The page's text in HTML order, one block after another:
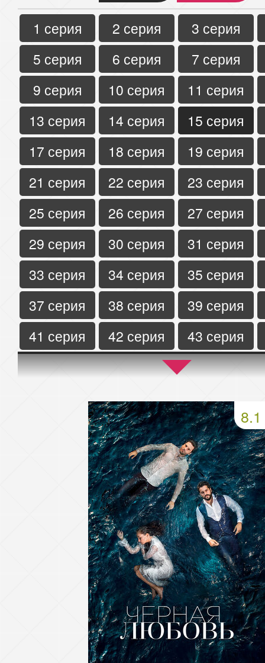
1 серия 2 серия
3 серия
5 серия
6 серия
7 серия
9 серия
10 серия
11 серия
13 серия
14 серия
15 серия
17 серия
18 серия
19 серия
21 серия
22 серия
23 серия
25 серия
26 серия
27 серия
29 серия
30 серия
31 серия
33 серия
34 серия
35 серия
37 серия
38 серия
39 серия
41 серия
42 серия
43 серия
45 серия
46 серия
47 серия
50 серия
51 серия
54 серия
55 серия
58 серия
59 серия
62 серия
63 серия
66 серия
67 серия
70 серия
71 серия
74 серия
75 серия
78 серия
79 серия
82 серия
83 серия
8.1